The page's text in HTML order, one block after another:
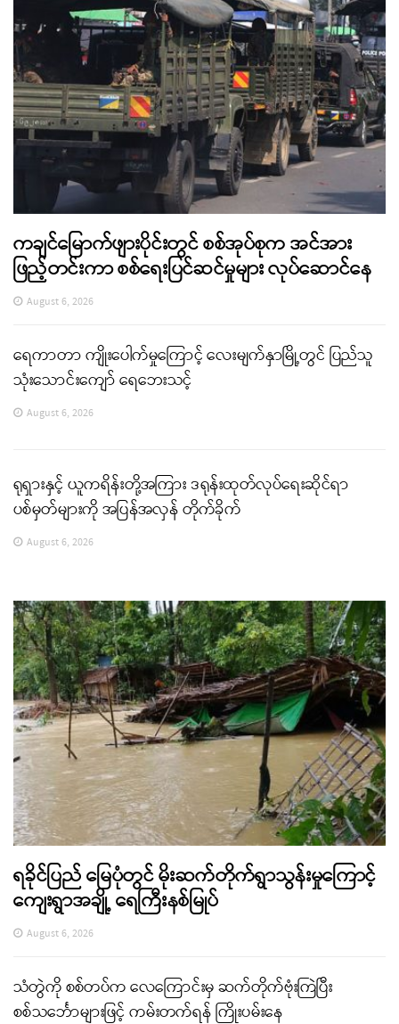
ကချင်မြောက်ဖျားပိုင်းတွင် စစ်အုပ်စုက အင်အား
ဖြည့်တင်းကာ စစ်ရေးပြင်ဆင်မှုများ လုပ်ဆောင်နေ
August 6, 2026
ရေကာတာ ကျိုးပေါက်မှုကြောင့် လေးမျက်နှာမြို့တွင် ပြည်သူ
သုံးသောင်းကျော် ရေဘေးသင့်
August 6, 2026
ရုရှားနှင့် ယူကရိန်းတို့အကြား ဒရုန်းထုတ်လုပ်ရေးဆိုင်ရာ
ပစ်မှတ်များကို အပြန်အလှန် တိုက်ခိုက်
August 6, 2026
ရခိုင်ပြည် မြေပုံတွင် မိုးဆက်တိုက်ရွာသွန်းမှုကြောင့်
ကျေးရွာအချို့ ရေကြီးနစ်မြုပ်
August 6, 2026
သံတွဲကို စစ်တပ်က လေကြောင်းမှ ဆက်တိုက်ဗုံးကြဲပြီး
စစ်သင်္ဘောများဖြင့် ကမ်းတက်ရန် ကြိုးပမ်းနေ